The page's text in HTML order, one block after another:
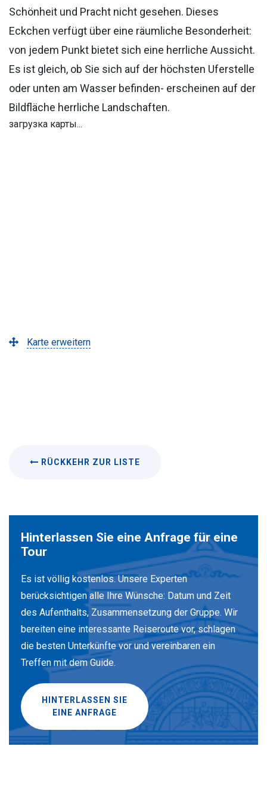
Schönheit und Pracht nicht gesehen. Dieses
Eckchen verfügt über eine räumliche Besonderheit:
von jedem Punkt bietet sich eine herrliche Aussicht.
Es ist gleich, ob Sie sich auf der höchsten Uferstelle
oder unten am Wasser befinden- erscheinen auf der
Bildfläche herrliche Landschaften.
загрузка карты...
Karte erweitern
RÜCKKEHR ZUR LISTE
Hinterlassen Sie eine Anfrage für eine
Tour
Es ist völlig kostenlos. Unsere Experten
berücksichtigen alle Ihre Wünsche: Datum und Zeit
des Aufenthalts, Zusammensetzung der Gruppe. Wir
bereiten eine interessante Reiseroute vor, schlagen
die besten Unterkünfte vor und vereinbaren ein
Treffen mit dem Guide.
HINTERLASSEN SIE
EINE ANFRAGE